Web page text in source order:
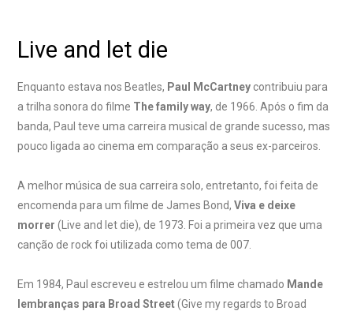
Live and let die
Enquanto estava nos Beatles, Paul McCartney contribuiu para
a trilha sonora do filme The family way, de 1966. Após o fim da
banda, Paul teve uma carreira musical de grande sucesso, mas
pouco ligada ao cinema em comparação a seus ex-parceiros.
A melhor música de sua carreira solo, entretanto, foi feita de
encomenda para um filme de James Bond, Viva e deixe
morrer (Live and let die), de 1973. Foi a primeira vez que uma
canção de rock foi utilizada como tema de 007.
Em 1984, Paul escreveu e estrelou um filme chamado Mande
lembranças para Broad Street(Give my regards to Broad